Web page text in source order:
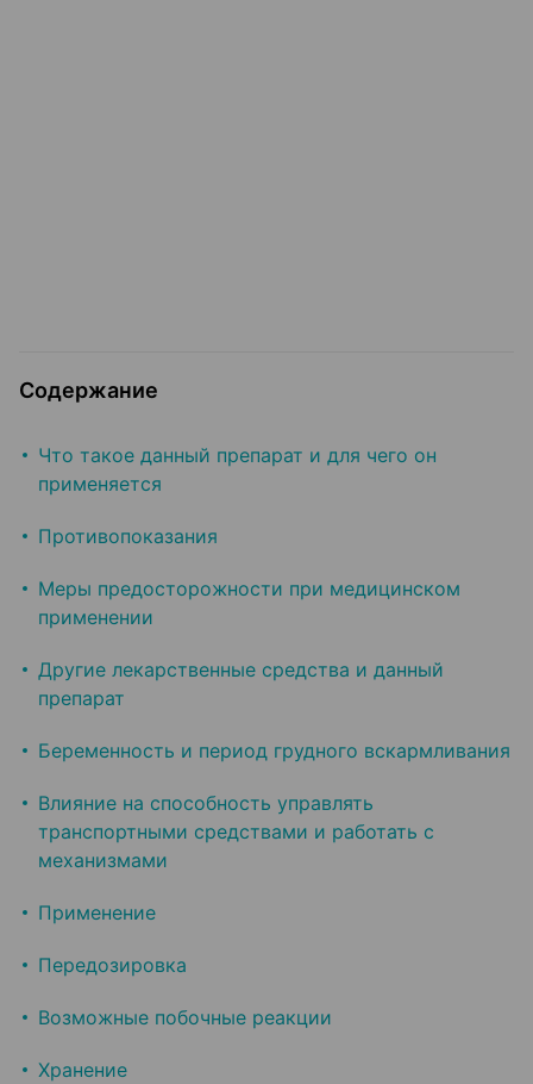
Содержание
Что такое данный препарат и для чего он
применяется
Противопоказания
Меры предосторожности при медицинском
применении
Другие лекарственные средства и данный
препарат
Беременность и период грудного вскармливания
Влияние на способность управлять
транспортными средствами и работать с
механизмами
Применение
Передозировка
Возможные побочные реакции
Хранение